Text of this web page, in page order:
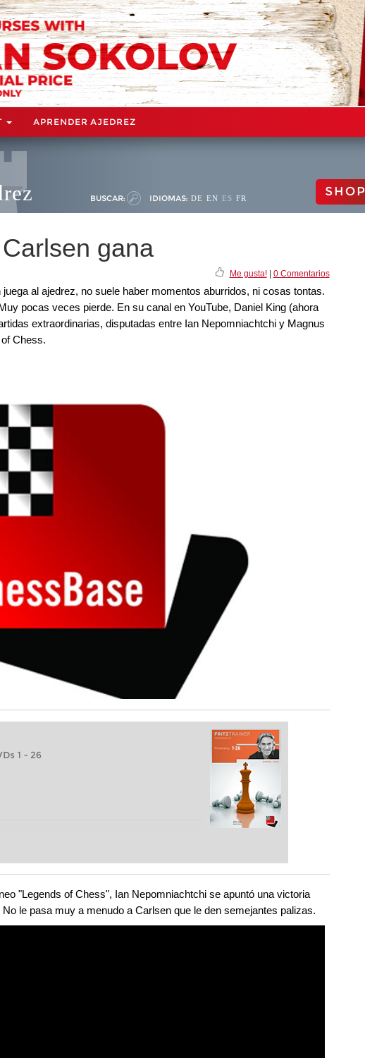
APRENDER AJEDREZ
BUSCAR: IDIOMAS: DE EN ES FR SHOP
gana
Me gusta!| 0 Comentarios
al ajedrez, no suele haber momentos aburridos, ni cosas tontas.
pocas veces pierde. En su canal en YouTube, Daniel King (ahora
extraordinarias, disputadas entre Ian Nepomniachtchi y Magnus
Chess.
1 - 26
"Legends of Chess", Ian Nepomniachtchi se apuntó una victoria
le pasa muy a menudo a Carlsen que le den semejantes palizas.